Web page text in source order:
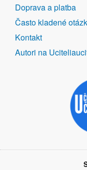
Doprava a platba
Často kladené
Kontakt
Autori na